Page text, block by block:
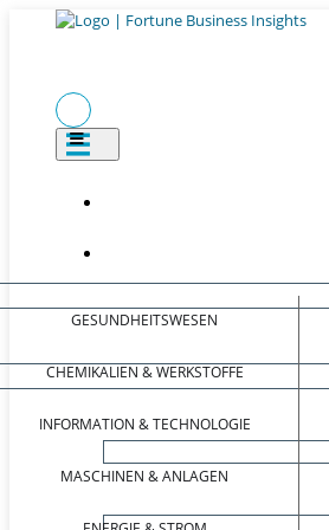
GESUNDHEITSWESEN
CHEMIKALIEN & WERKSTOFFE
INFORMATION & TECHNOLOGIE
MASCHINEN & ANLAGEN